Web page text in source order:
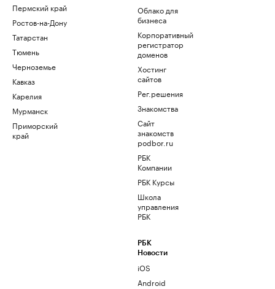
Пермский край
Ростов-на-Дону
Татарстан
Тюмень
Черноземье
Кавказ
Карелия
Мурманск
Приморский
край
Облако для
бизнеса
Корпоративный
регистратор
доменов
Хостинг
сайтов
Рег.решения
Знакомства
Сайт
знакомств
podbor.ru
РБК
Компании
РБК Курсы
Школа
управления
РБК
РБК
Новости
iOS
Android